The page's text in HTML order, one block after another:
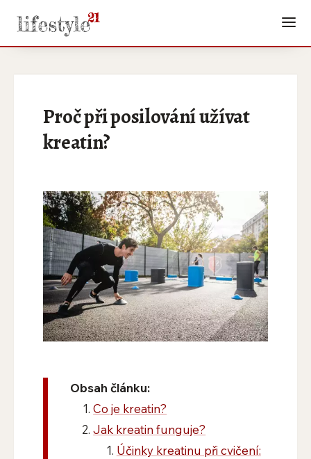
Proč při posilování užívat
kreatin?
Obsah článku:
Co je kreatin?
Jak kreatin funguje?
Účinky kreatinu při cvičení: